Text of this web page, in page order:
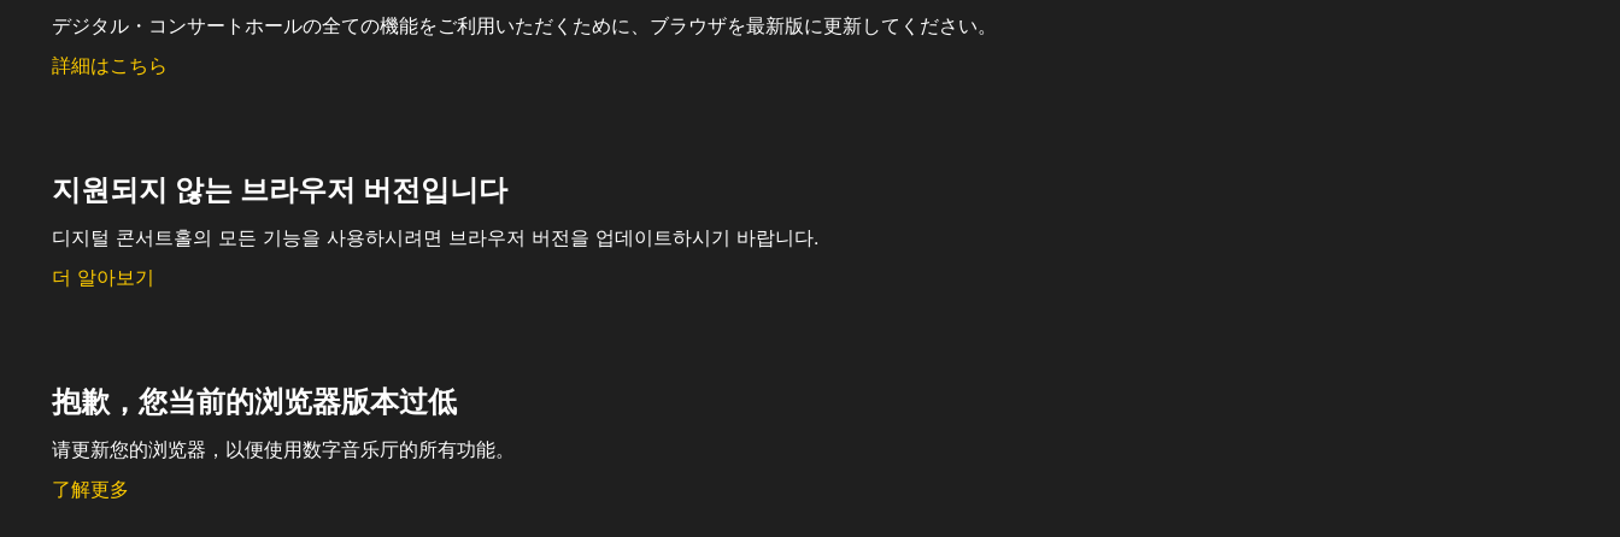
デジタル・コンサートホールの全ての機能をご利用いただくために、ブラウザを最新版に更新してください。
詳細はこちら
지원되지 않는 브라우저 버전입니다
디지털 콘서트홀의 모든 기능을 사용하시려면 브라우저 버전을 업데이트하시기 바랍니다.
더 알아보기
抱歉，您当前的浏览器版本过低
请更新您的浏览器，以便使用数字音乐厅的所有功能。
了解更多